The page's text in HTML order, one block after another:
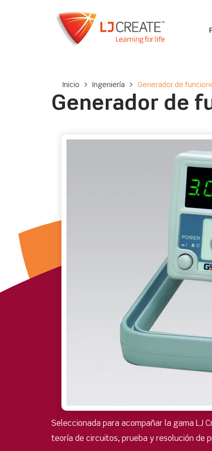
Inicio > Ingeniería > Generador de
Generador de
Seleccionada para acompañar la gama LJ
teoría de circuitos, prueba y resolución de